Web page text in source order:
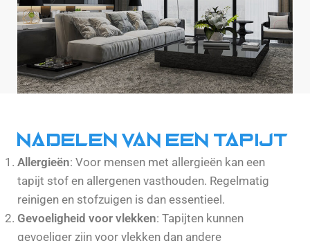
Nadelen van een tapijt
Allergieën: Voor mensen met allergieën kan een
tapijt stof en allergenen vasthouden. Regelmatig
reinigen en stofzuigen is dan essentieel.
Gevoeligheid voor vlekken: Tapijten kunnen
gevoeliger zijn voor vlekken dan andere